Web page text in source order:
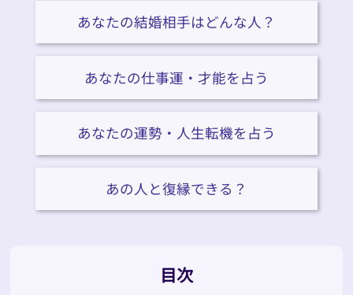
あなたの結婚相手はどんな人？
あなたの仕事運・才能を占う
あなたの運勢・人生転機を占う
あの人と復縁できる？
目次